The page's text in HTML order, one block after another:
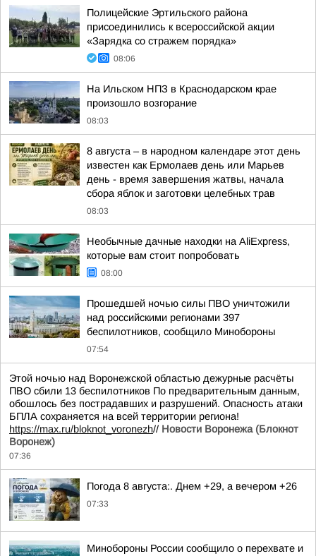
Полицейские Эртильского района
присоединились к всероссийской акции
«Зарядка со стражем порядка»
08:06
На Ильском НПЗ в Краснодарском крае
произошло возгорание
08:03
8 августа – в народном календаре этот день
известен как Ермолаев день или Марьев
день - время завершения жатвы, начала
сбора яблок и заготовки целебных трав
08:03
Необычные дачные находки на AliExpress,
которые вам стоит попробовать
08:00
Прошедшей ночью силы ПВО уничтожили
над российскими регионами 397
беспилотников, сообщило Минобороны
07:54
Этой ночью над Воронежской областью дежурные расчёты
ПВО сбили 13 беспилотников По предварительным данным,
обошлось без пострадавших и разрушений. Опасность атаки
БПЛА сохраняется на всей территории региона!
https://max.ru/bloknot_voronezh// Новости Воронежа (Блокнот
Воронеж)
07:36
Погода 8 августа:. Днем +29, а вечером +26
07:33
Минобороны России сообщило о перехвате и